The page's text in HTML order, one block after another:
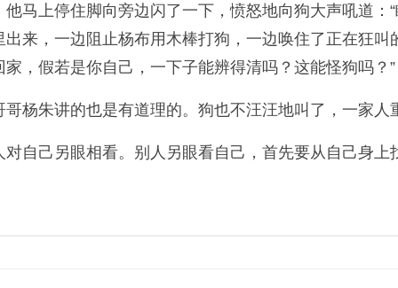
马上停住脚向旁边闪了一下，愤怒地向狗大声吼道：
来，一边阻止杨布用木棒打狗，一边唤住了正在狂
，假若是你自己，一下子能辨得清吗？这能怪狗吗？”
朱讲的也是有道理的。狗也不汪汪地叫了，一家人
己另眼相看。别人另眼看自己，首先要从自己身上